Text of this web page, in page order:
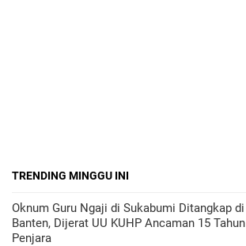
TRENDING MINGGU INI
Oknum Guru Ngaji di Sukabumi Ditangkap di
Banten, Dijerat UU KUHP Ancaman 15 Tahun
Penjara